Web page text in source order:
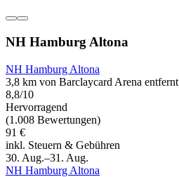
NH Hamburg Altona
NH Hamburg Altona
3,8 km von Barclaycard Arena entfernt
8,8/10
Hervorragend
(1.008 Bewertungen)
91 €
inkl. Steuern & Gebühren
30. Aug.–31. Aug.
NH Hamburg Altona